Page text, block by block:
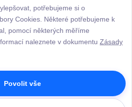
potřebujeme si o
Cookies. Některé potřebujeme k
pomocí některých měříme
naleznete v dokumentu Zásady
Povolit vše